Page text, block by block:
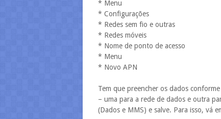
* Menu
* Configurações
* Redes sem fio e outras
* Redes móveis
* Nome de ponto de acesso
* Menu
* Novo APN
Tem que preencher os dados
– uma para a rede de dados e outra
(Dados e MMS) e salve. Para isso, vá